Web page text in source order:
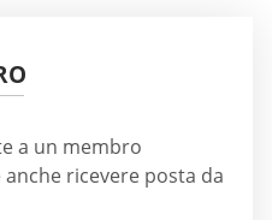
a un membro
ricevere posta da